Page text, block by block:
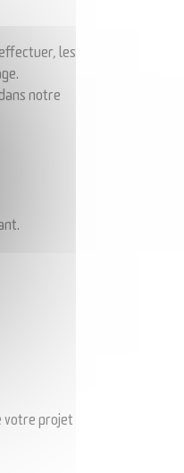
les
.
notre
projet